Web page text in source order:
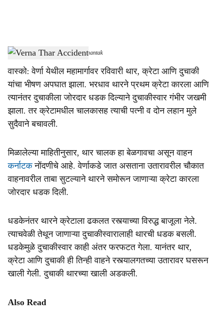
a
r
e
Verna Thar Accident -Dainik Gomantak
वास्को: वेर्णा येथील महामार्गावर रविवारी थार, क्रेटा आणि दुचाकी
यांचा भीषण अपघात झाला. भरधाव थारने प्रथम क्रेटा कारला आणि
त्यानंतर दुचाकीला जोरदार धडक दिल्याने दुचाकीस्वार गंभीर जखमी
झाला. तर क्रेटामधील चालकासह त्याची पत्नी व दोन लहान मुले
सुदैवाने बचावली.
मिळालेल्या माहितीनुसार, थार चालक हा बेळगावचा असून वाहन
कर्नाटकनोंदणीचे आहे. वेर्णाकडे जात असताना उतारावरील चौकात
वाहनावरील ताबा सुटल्याने थारने समोरून जाणाऱ्या क्रेटा कारला
जोरदार धडक दिली.
धडकेनंतर थारने क्रेटाला ढकलत रस्त्याच्या विरुद्ध बाजूला नेले.
त्याचवेळी तेथून जाणाऱ्या दुचाकीस्वारालाही थारची धडक बसली.
धडकेमुळे दुचाकीस्वार काही अंतर फरफटत गेला. यानंतर थार,
क्रेटा आणि दुचाकी ही तिन्ही वाहने रस्त्यालगतच्या उतारावर घसरून
खाली गेली. दुचाकी थारच्या खाली अडकली.
Also Read